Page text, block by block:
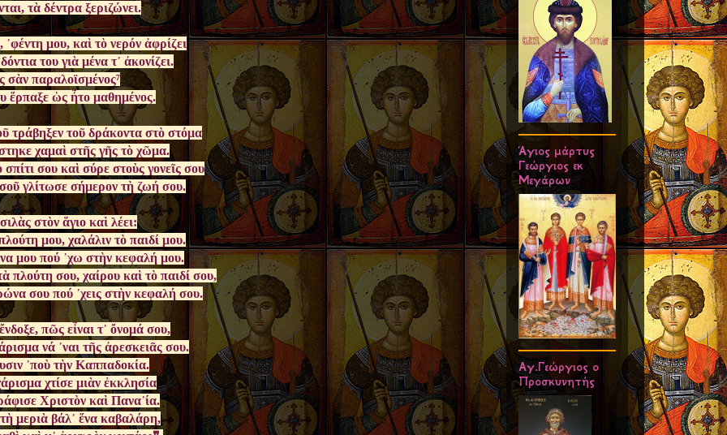
τὰ δέντρα ξεριζώνει.
μου, καὶ τὸ νερόν ἀφρίζει
του γιὰ μένα τ᾿ ἀκονίζει.
σὰν παραλοϊσμένος⁷
ἕρπαξε ὡς ἦτο μαθημένος.
τράβηξεν τοῦ δράκοντα στὸ στόμα
χαμαὶ στῆς γῆς τὸ χῶμα.
σου καὶ σύρε στοὺς γονεῖς σου
γλίτωσε σήμερον τὴ ζωή σου.
στὸν ἅγιο καὶ λέει:
μου, χαλάλιν τὸ παιδί μου.
μου πού ᾿χω στὴν κεφαλή μου.
πλούτη σου, χαίρου καὶ τὸ παιδί σου,
σου πού ᾿χεις στὴν κεφαλή σου.
πῶς εἶναι τ᾿ ὄνομά σου,
νά ᾿ναι τῆς ἀρεσκειᾶς σου.
᾿ποὺ τὴν Καππαδοκία.
χτίσε μιὰν ἐκκλησία
Χριστὸν καὶ Πανα᾿ία.
μεριὰ βάλ᾿ ἕνα καβαλάρη,
Άγιος μάρτυς
Γεώργιος εκ
Μεγάρων
Αγ.Γεώργιος ο
Προσκυνητής